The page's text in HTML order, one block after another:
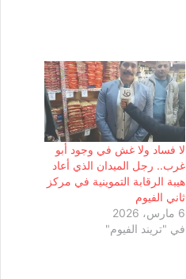
لا فساد ولا غش في وجود أبو
غرب.. رجل الميدان الذي أعاد
هيبة الرقابة التموينية في مركز
ثاني الفيوم
6 مارس، 2026
في "تريند الفيوم"